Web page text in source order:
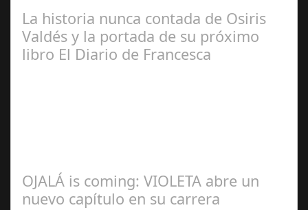
La historia nunca contada de Osiris
Valdés y la portada de su próximo
libro El Diario de Francesca
OJALÁ is coming: VIOLETA abre un
nuevo capítulo en su carrera